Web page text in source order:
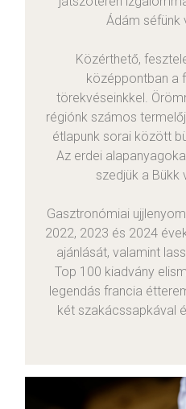
Ádám séfünk
Közérthető,
középpontban a
törekvéseinkkel.
régiónk számos
étlapunk sorai között
Az erdei
szedjük a Bükk
Gasztronómiai
2022, 2023 és 2024
ajánlását, valamint
Top 100 kiadvány
legendás francia
két szakácssapkával